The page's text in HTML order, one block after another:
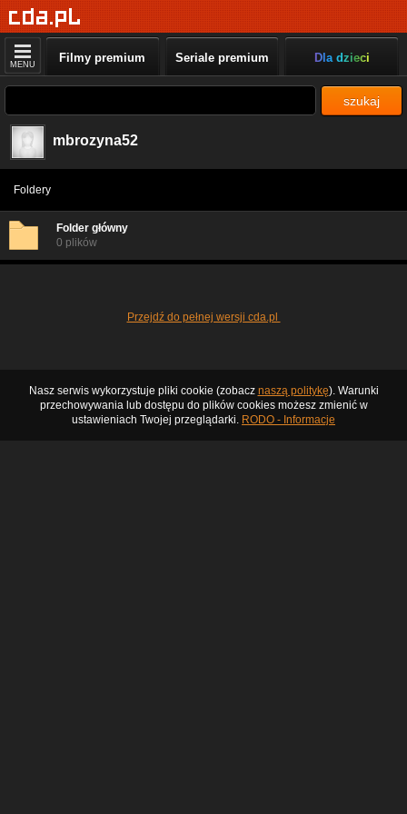
MENU Filmy premium Seriale premium Dla dzieci
szukaj
mbrozyna52
Foldery
Folder główny
0 plików
Przejdź do pełnej wersji cda.pl
Nasz serwis wykorzystuje pliki cookie (zobacz naszą politykę). Warunki
przechowywania lub dostępu do plików cookies możesz zmienić w
ustawieniach Twojej przeglądarki. RODO - Informacje